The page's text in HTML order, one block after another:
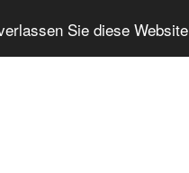
Sie diese Website